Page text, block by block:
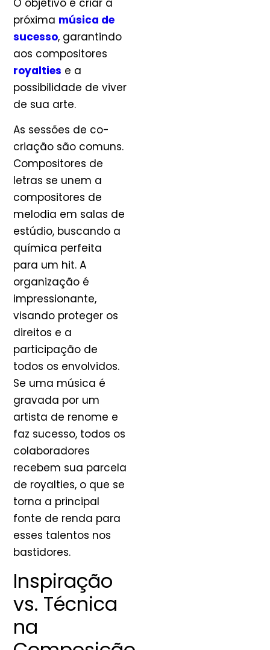
O objetivo é criar a
próxima música de
sucesso, garantindo
aos compositores
royalties e a
possibilidade de viver
de sua arte.
As sessões de co-
criação são comuns.
Compositores de
letras se unem a
compositores de
melodia em salas de
estúdio, buscando a
química perfeita
para um hit. A
organização é
impressionante,
visando proteger os
direitos e a
participação de
todos os envolvidos.
Se uma música é
gravada por um
artista de renome e
faz sucesso, todos os
colaboradores
recebem sua parcela
de royalties, o que se
torna a principal
fonte de renda para
esses talentos nos
bastidores.
Inspiração
vs. Técnica
na